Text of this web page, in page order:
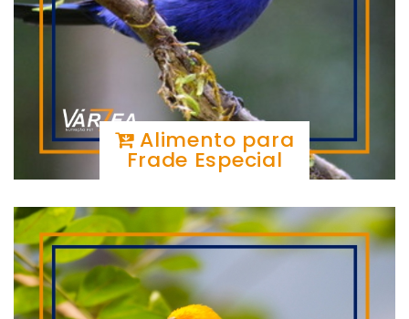
Alimento para
Frade Especial